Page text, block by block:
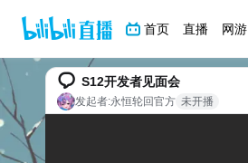
首页 直播 网游
S12开发者见面会
发起者:永恒轮回官方 未开播